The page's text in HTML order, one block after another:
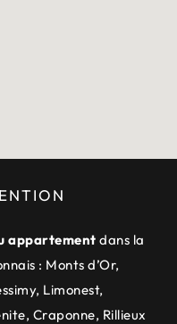
appartement dans la
: Monts d’Or,
, Limonest,
, Craponne, Rillieux